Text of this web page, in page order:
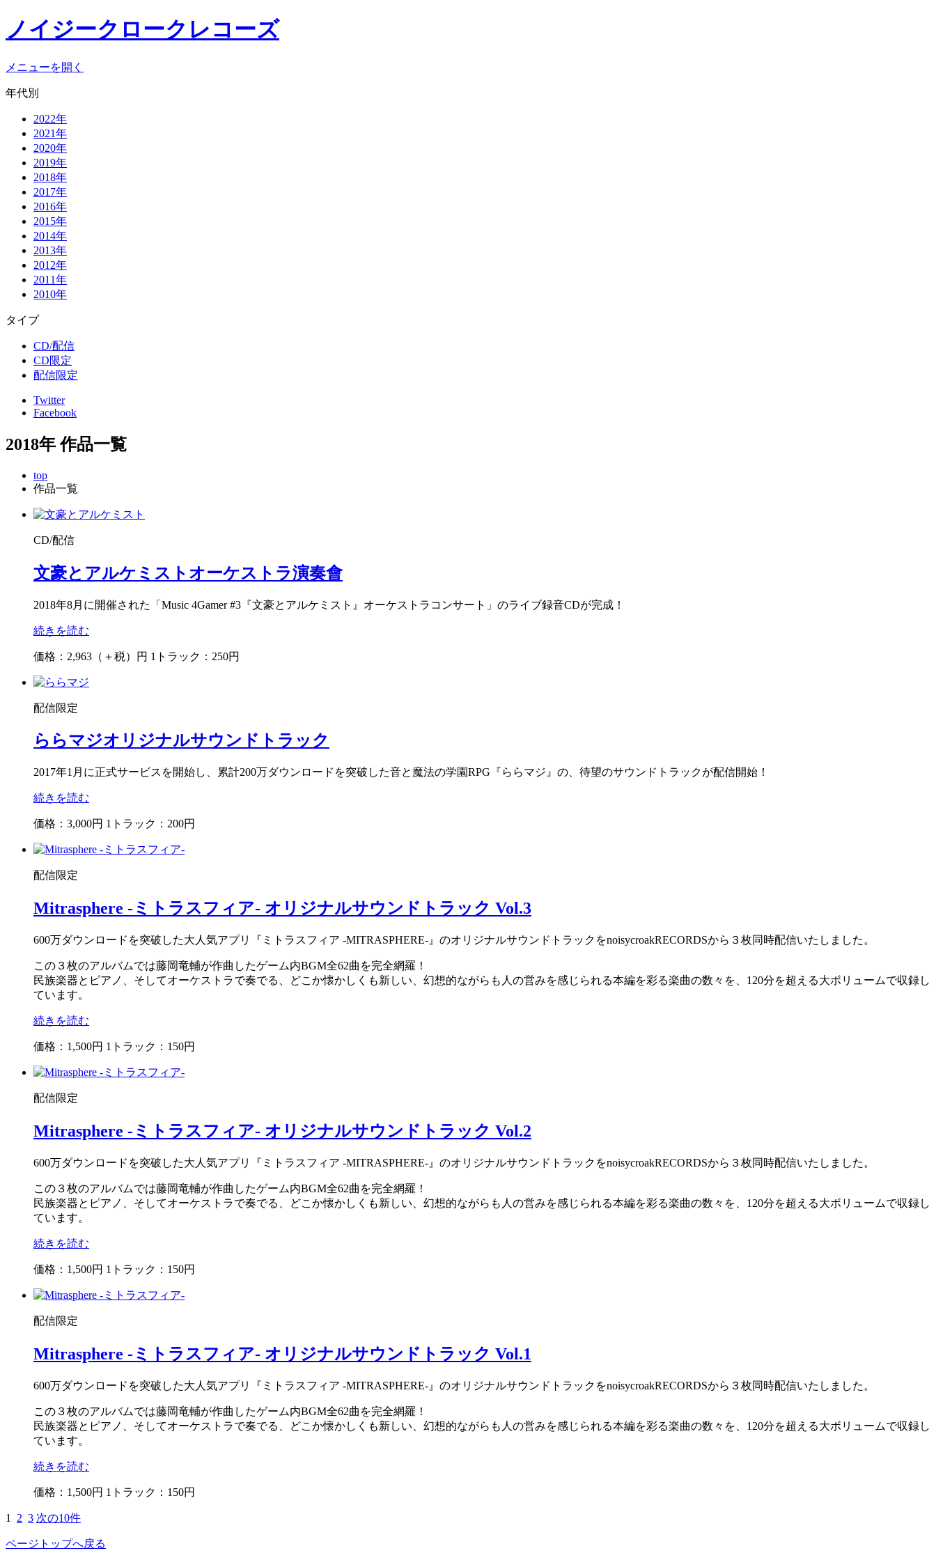
ノイジークロークレコーズ
メニューを開く
年代別
2022年
2021年
2020年
2019年
2018年
2017年
2016年
2015年
2014年
2013年
2012年
2011年
2010年
タイプ
CD/配信
CD限定
配信限定
Twitter
Facebook
2018年 作品一覧
top
作品一覧
CD/配信
文豪とアルケミスト オーケストラ演奏會
2018年8月に開催された「Music 4Gamer #3『文豪とアルケミスト』オーケストラコンサート」のライブ録音CDが完成！
続きを読む
価格：2,963（＋税）円 1トラック：250円
配信限定
ららマジオリジナルサウンドトラック
2017年1月に正式サービスを開始し、累計200万ダウンロードを突破した音と魔法の学園RPG『ららマジ』の、待望のサウンドトラックが配信開始！
続きを読む
価格：3,000円 1トラック：200円
配信限定
Mitrasphere -ミトラスフィア- オリジナルサウンドトラック Vol.3
600万ダウンロードを突破した大人気アプリ『ミトラスフィア -MITRASPHERE-』のオリジナルサウンドトラックをnoisycroakRECORDSから３枚同時配信いたしました。
この３枚のアルバムでは藤岡竜輔が作曲したゲーム内BGM全62曲を完全網羅！
民族楽器とピアノ、そしてオーケストラで奏でる、どこか懐かしくも新しい、幻想的ながらも人の営みを感じられる本編を彩る楽曲の数々を、120分を超える大ボリュームで収録し
ています。
続きを読む
価格：1,500円 1トラック：150円
配信限定
Mitrasphere -ミトラスフィア- オリジナルサウンドトラック Vol.2
600万ダウンロードを突破した大人気アプリ『ミトラスフィア -MITRASPHERE-』のオリジナルサウンドトラックをnoisycroakRECORDSから３枚同時配信いたしました。
この３枚のアルバムでは藤岡竜輔が作曲したゲーム内BGM全62曲を完全網羅！
民族楽器とピアノ、そしてオーケストラで奏でる、どこか懐かしくも新しい、幻想的ながらも人の営みを感じられる本編を彩る楽曲の数々を、120分を超える大ボリュームで収録し
ています。
続きを読む
価格：1,500円 1トラック：150円
配信限定
Mitrasphere -ミトラスフィア- オリジナルサウンドトラック Vol.1
600万ダウンロードを突破した大人気アプリ『ミトラスフィア -MITRASPHERE-』のオリジナルサウンドトラックをnoisycroakRECORDSから３枚同時配信いたしました。
この３枚のアルバムでは藤岡竜輔が作曲したゲーム内BGM全62曲を完全網羅！
民族楽器とピアノ、そしてオーケストラで奏でる、どこか懐かしくも新しい、幻想的ながらも人の営みを感じられる本編を彩る楽曲の数々を、120分を超える大ボリュームで収録し
ています。
続きを読む
価格：1,500円 1トラック：150円
1 2 3 次の10件
ページトップへ戻る